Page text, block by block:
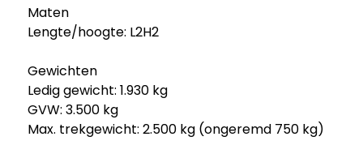
Maten
Lengte/hoogte: L2H2
Gewichten
Ledig gewicht: 1.930 kg
GVW: 3.500 kg
Max. trekgewicht: 2.500 kg (ongeremd 750 kg)